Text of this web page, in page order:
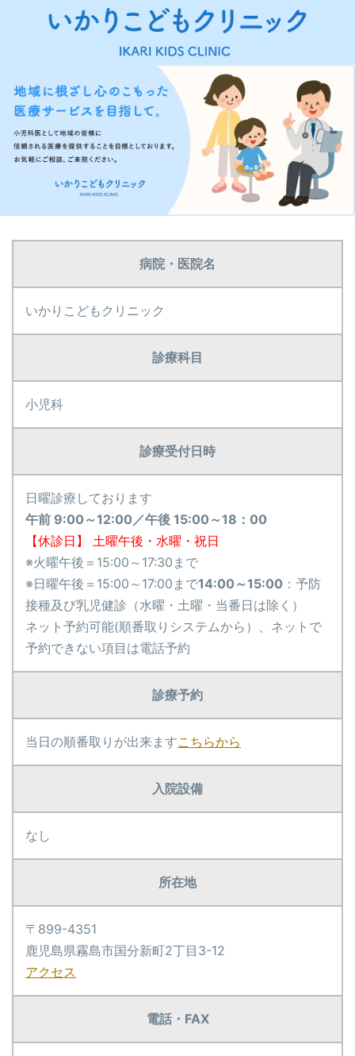
病院・医院名
いかりこどもクリニック
診療科目
小児科
診療受付日時
日曜診療しております
午前 9:00～12:00／午後 15:00～18：00
【休診日】 土曜午後・水曜・祝日
※火曜午後＝15:00～17:30まで
※日曜午後＝15:00～17:00まで14:00～15:00 ：予防
接種及び乳児健診（水曜・土曜・当番日は除く）
ネット予約可能(順番取りシステムから）、ネットで
予約できない項目は電話予約
診療予約
当日の順番取りが出来ますこちらから
入院設備
なし
所在地
〒899-4351
鹿児島県霧島市国分新町2丁目3-12
アクセス
電話・FAX